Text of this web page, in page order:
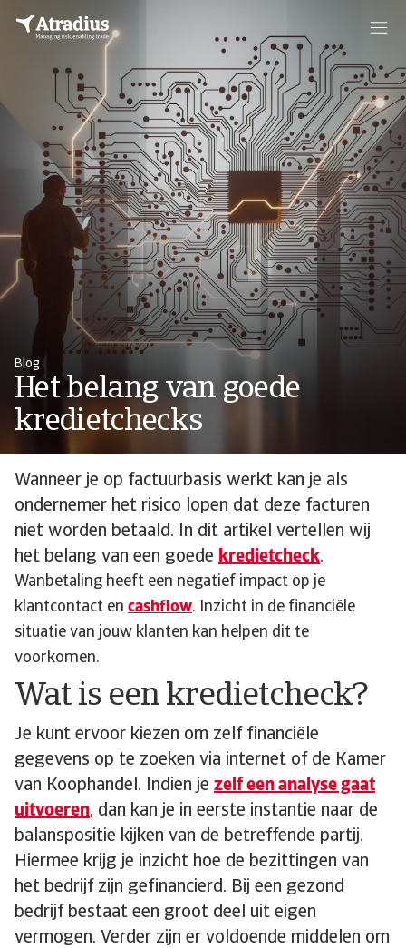
Blog
Het belang van goede
kredietchecks
Wanneer je op factuurbasis werkt kan je als
ondernemer het risico lopen dat deze facturen
niet worden betaald. In dit artikel vertellen wij
het belang van een goede kredietcheck.
Wanbetaling heeft een negatief impact op je
klantcontact en cashflow. Inzicht in de financiële
situatie van jouw klanten kan helpen dit te
voorkomen.
Wat is een kredietcheck?
Je kunt ervoor kiezen om zelf financiële
gegevens op te zoeken via internet of de Kamer
van Koophandel. Indien je zelf een analyse gaat
uitvoeren, dan kan je in eerste instantie naar de
balanspositie kijken van de betreffende partij.
Hiermee krijg je inzicht hoe de bezittingen van
het bedrijf zijn gefinancierd. Bij een gezond
bedrijf bestaat een groot deel uit eigen
vermogen. Verder zijn er voldoende middelen om